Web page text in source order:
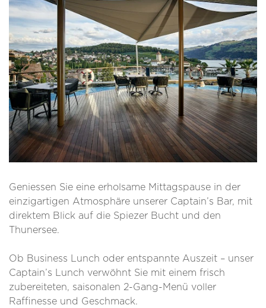
Geniessen Sie eine erholsame Mittagspause in der
einzigartigen Atmosphäre unserer Captain’s Bar, mit
direktem Blick auf die Spiezer Bucht und den
Thunersee.
Ob Business Lunch oder entspannte Auszeit – unser
Captain’s Lunch verwöhnt Sie mit einem frisch
zubereiteten, saisonalen 2-Gang-Menü voller
Raffinesse und Geschmack.